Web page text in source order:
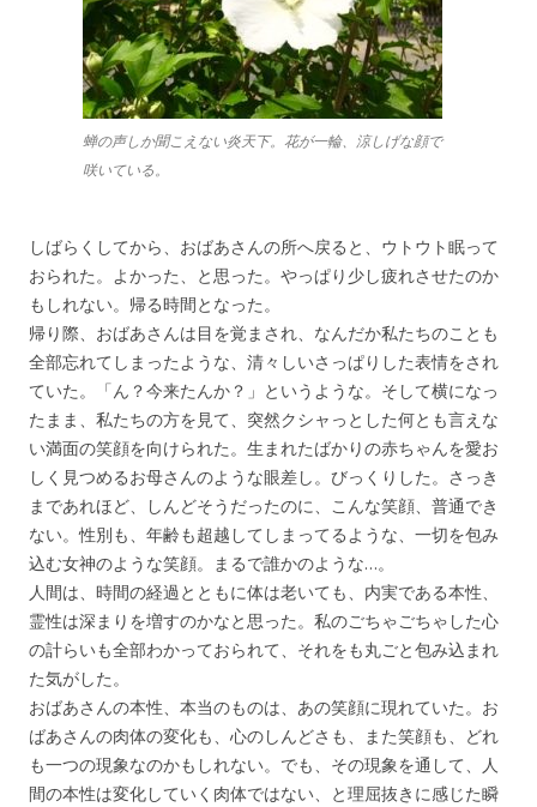
蝉の声しか聞こえない炎天下。花が一輪、涼しげな顔で
咲いている。
しばらくしてから、おばあさんの所へ戻ると、ウトウト眠って
おられた。よかった、と思った。やっぱり少し疲れさせたのか
もしれない。帰る時間となった。
帰り際、おばあさんは目を覚まされ、なんだか私たちのことも
全部忘れてしまったような、清々しいさっぱりした表情をされ
ていた。「ん？今来たんか？」というような。そして横になっ
たまま、私たちの方を見て、突然クシャっとした何とも言えな
い満面の笑顔を向けられた。生まれたばかりの赤ちゃんを愛お
しく見つめるお母さんのような眼差し。びっくりした。さっき
まであれほど、しんどそうだったのに、こんな笑顔、普通でき
ない。性別も、年齢も超越してしまってるような、一切を包み
込む女神のような笑顔。まるで誰かのような…。
人間は、時間の経過とともに体は老いても、内実である本性、
霊性は深まりを増すのかなと思った。私のごちゃごちゃした心
の計らいも全部わかっておられて、それをも丸ごと包み込まれ
た気がした。
おばあさんの本性、本当のものは、あの笑顔に現れていた。お
ばあさんの肉体の変化も、心のしんどさも、また笑顔も、どれ
も一つの現象なのかもしれない。でも、その現象を通して、人
間の本性は変化していく肉体ではない、と理屈抜きに感じた瞬